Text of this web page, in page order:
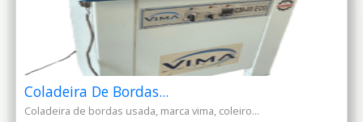
Coladeira De Bordas...
Coladeira de bordas usada, marca vima, coleiro...